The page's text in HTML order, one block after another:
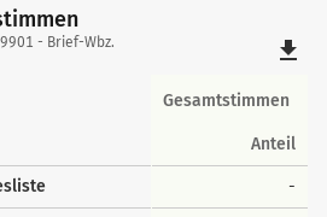
- Brief-Wbz.
file_download
Gesamtstimmen
Anteil
-